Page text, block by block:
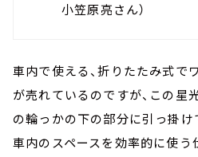
小笠原亮さん）
車内で使える、折りたたみ式で
が売れているのですが、この星
の輪っかの下の部分に引っ掛け
車内のスペースを効率的に使う